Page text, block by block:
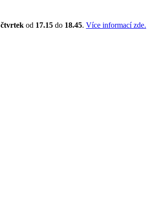
čtvrtek od 17.15 do 18.45. Více informací zde.